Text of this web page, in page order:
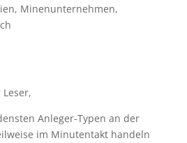
, Minenunternehmen,
Anleger-Typen an der
im Minutentakt handeln